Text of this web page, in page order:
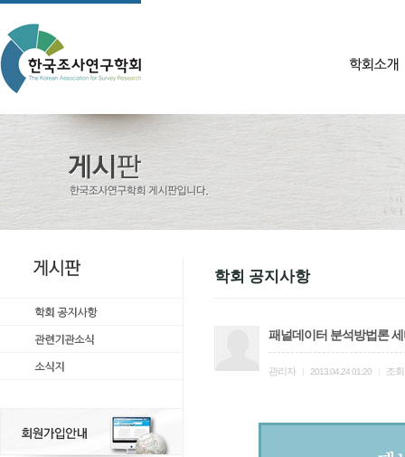
학회 공지사항
패널데이터 분석방법론
관리자 2013.04.24 01:20 조회